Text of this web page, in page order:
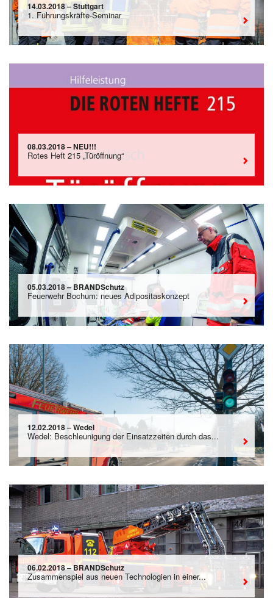
14.03.2018 – Stuttgart
1. Führungskräfte-Seminar
08.03.2018 – NEU!!!
Rotes Heft 215 „Türöffnung“
05.03.2018 – BRANDSchutz
Feuerwehr Bochum: neues Adipositaskonzept
12.02.2018 – Wedel
Wedel: Beschleunigung der Einsatzzeiten durch das...
06.02.2018 – BRANDSchutz
Zusammenspiel aus neuen Technologien in einer...